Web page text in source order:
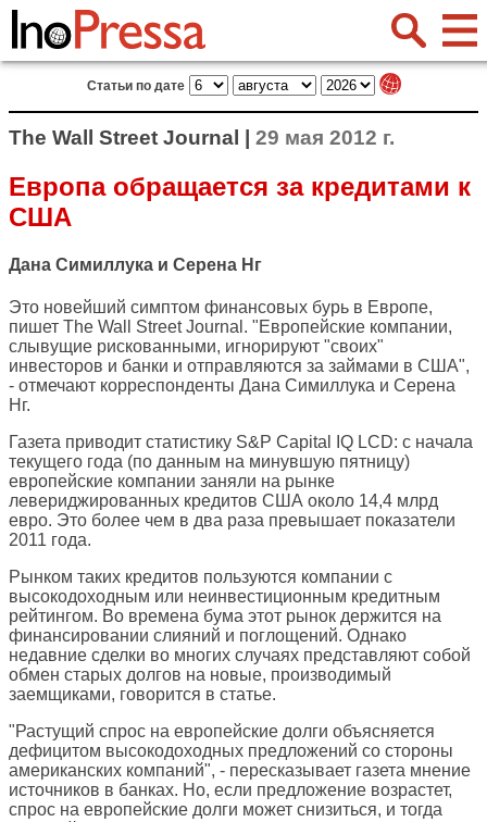
Статьи по дате
The Wall Street Journal | 29 мая 2012 г.
Европа обращается за кредитами к
США
Дана Симиллука и Серена Нг
Это новейший симптом финансовых бурь в Европе,
пишет The Wall Street Journal . "Европейские компании,
слывущие рискованными, игнорируют "своих"
инвесторов и банки и отправляются за займами в США",
- отмечают корреспонденты Дана Симиллука и Серена
Нг.
Газета приводит статистику S&P Capital IQ LCD: с начала
текущего года (по данным на минувшую пятницу)
европейские компании заняли на рынке
левериджированных кредитов США около 14,4 млрд
евро. Это более чем в два раза превышает показатели
2011 года.
Рынком таких кредитов пользуются компании с
высокодоходным или неинвестиционным кредитным
рейтингом. Во времена бума этот рынок держится на
финансировании слияний и поглощений. Однако
недавние сделки во многих случаях представляют собой
обмен старых долгов на новые, производимый
заемщиками, говорится в статье.
"Растущий спрос на европейские долги объясняется
дефицитом высокодоходных предложений со стороны
американских компаний", - пересказывает газета мнение
источников в банках. Но, если предложение возрастет,
спрос на европейские долги может снизиться, и тогда